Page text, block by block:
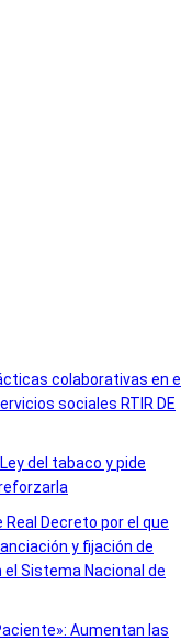
colaborativas en
sociales RTIR DE
del tabaco y pide
Real Decreto por el que
y fijación de
Sistema Nacional de
Aumentan las